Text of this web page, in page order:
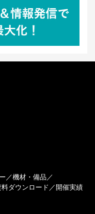
機材・備品
ダウンロード 開催実績